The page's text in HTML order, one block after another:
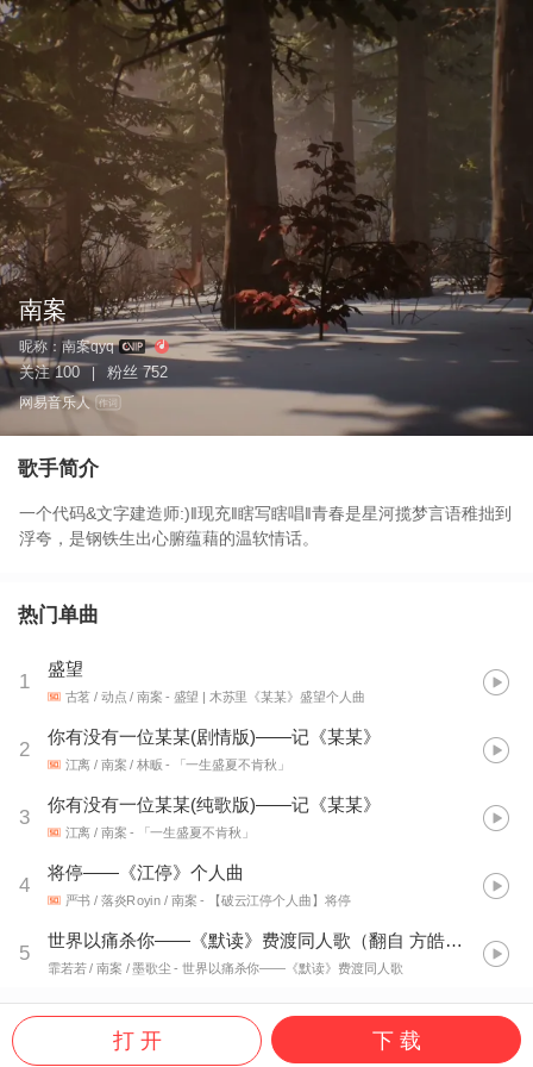
南案
昵称： 南案qyq
关注 100 粉丝 752
网易音乐人 作词
歌手简介
一个代码&文字建造师:)‖现充‖瞎写瞎唱‖青春是星河揽梦言语稚拙到
浮夸，是钢铁生出心腑蕴藉的温软情话。
热门单曲
1
盛望
古茗 / 动点 / 南案 - 盛望 | 木苏里《某某》盛望个人曲
2
你有没有一位某某(剧情版)——记《某某》
江离 / 南案 / 林畈 - 「一生盛夏不肯秋」
3
你有没有一位某某(纯歌版)——记《某某》
江离 / 南案 - 「一生盛夏不肯秋」
4
将停——《江停》个人曲
严书 / 落炎Royin / 南案 - 【破云江停个人曲】将停
5
世界以痛杀你——《默读》费渡同人歌（翻自 方皓玟《恋上痛苦》）
霏若若 / 南案 / 墨歌尘 - 世界以痛杀你——《默读》费渡同人歌
打 开 下 载